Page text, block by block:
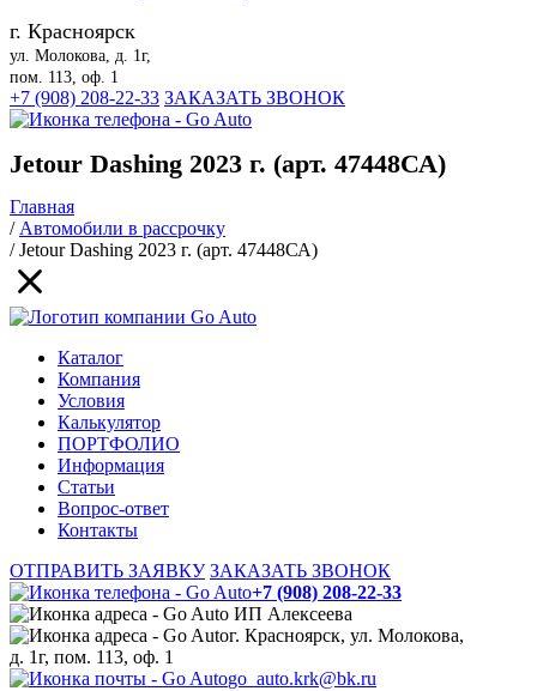
г. Красноярск
ул. Молокова, д. 1г,
пом. 113, оф. 1
+7 (908) 208-22-33 ЗАКАЗАТЬ ЗВОНОК
Jetour Dashing 2023 г. (арт. 47448СА)
Главная
/Автомобили в рассрочку
/Jetour Dashing 2023 г. (арт. 47448СА)
Каталог
Компания
Условия
Калькулятор
ПОРТФОЛИО
Информация
Статьи
Вопрос-ответ
Контакты
ОТПРАВИТЬ ЗАЯВКУ ЗАКАЗАТЬ ЗВОНОК
+7 (908) 208-22-33
ИП Алексеева
г. Красноярск, ул. Молокова,
д. 1г, пом. 113, оф. 1
go_auto.krk@bk.ru